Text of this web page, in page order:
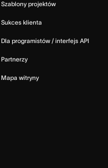
Szablony projektów
Sukces klienta
Dla programistów / interfejs API
Partnerzy
Mapa witryny